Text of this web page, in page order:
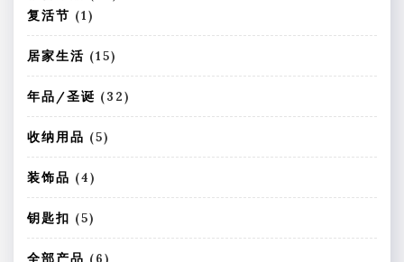
产
复活节 11
个
产
品
居家生活 151
5
个
产
年品/圣诞 323
2
产
收纳用品 55
个
品
装饰品 44
个
产
品
钥匙扣 55
个
产
全部产品 6